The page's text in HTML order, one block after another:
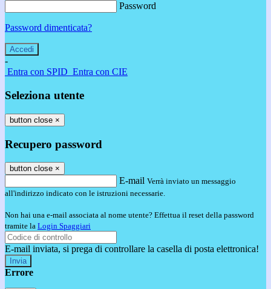
Password
Password dimenticata?
-
Entra con SPID Entra con CIE
Seleziona utente
button close ×
Recupero password
button close ×
E-mail Verrà inviato un messaggio
all'indirizzo indicato con le istruzioni necessarie.
Non hai una e-mail associata al nome utente? Effettua il reset della password
tramite la Login Spaggiari
E-mail inviata, si prega di controllare la casella di posta elettronica!
Errore